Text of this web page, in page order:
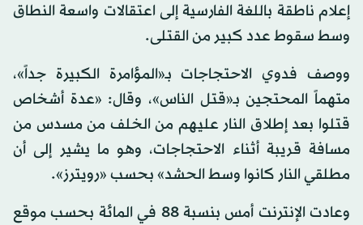
إعلام ناطقة باللغة الفارسية إلى اعتقالات واسعة النطاق
وسط سقوط عدد كبير من القتلى.
ووصف فدوي الاحتجاجات بـ«المؤامرة الكبيرة جداً»،
متهماً المحتجين بـ«قتل الناس»، وقال: «عدة أشخاص
قتلوا بعد إطلاق النار عليهم من الخلف من مسدس من
مسافة قريبة أثناء الاحتجاجات، وهو ما يشير إلى أن
مطلقي النار كانوا وسط الحشد» بحسب «رويترز».
وعادت الإنترنت أمس بنسبة 88 في المائة بحسب موقع